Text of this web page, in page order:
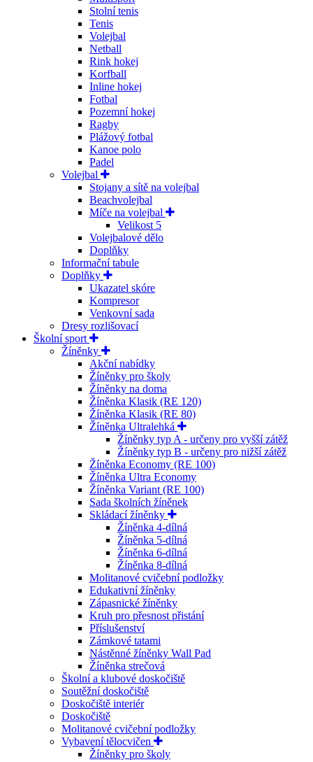
Stolní tenis
Tenis
Volejbal
Netball
Rink hokej
Korfball
Inline hokej
Fotbal
Pozemní hokej
Ragby
Plážový fotbal
Kanoe polo
Padel
Volejbal
Stojany a sítě na volejbal
Beachvolejbal
Míče na volejbal
Velikost 5
Volejbalové dělo
Doplňky
Informační tabule
Doplňky
Ukazatel skóre
Kompresor
Venkovní sada
Dresy rozlišovací
Školní sport
Žíněnky
Akční nabídky
Žíněnky pro školy
Žíněnky na doma
Žíněnka Klasik (RE 120)
Žíněnka Klasik (RE 80)
Žíněnka Ultralehká
Žíněnky typ A - určeny pro vyšší zátěž
Žíněnky typ B - určeny pro nižší zátěž
Žíněnka Economy (RE 100)
Žíněnka Ultra Economy
Žíněnka Variant (RE 100)
Sada školních žíněnek
Skládací žíněnky
Žíněnka 4-dílná
Žíněnka 5-dílná
Žíněnka 6-dílná
Žíněnka 8-dílná
Molitanové cvičební podložky
Edukativní žíněnky
Zápasnické žíněnky
Kruh pro přesnost přistání
Příslušenství
Zámkové tatami
Nástěnné žíněnky Wall Pad
Žíněnka strečová
Školní a klubové doskočiště
Soutěžní doskočiště
Doskočiště interiér
Doskočiště
Molitanové cvičební podložky
Vybavení tělocvičen
Žíněnky pro školy